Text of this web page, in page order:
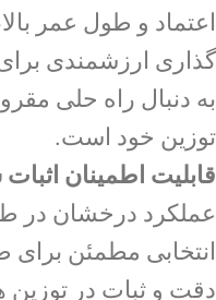
گذاری ارزشمندی
به دنبال راه حلی
توزین خود است.
قابلیت اطمینان
عملکرد درخشان در
انتخابی مطمئن برای
دقت و ثبات در توزین